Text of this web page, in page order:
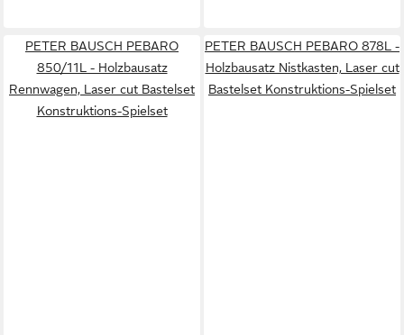
PETER BAUSCH PEBARO
850/11L - Holzbausatz
Rennwagen, Laser cut Bastelset
Konstruktions-Spielset
PETER BAUSCH PEBARO 878L -
Holzbausatz Nistkasten, Laser cut
Bastelset Konstruktions-Spielset